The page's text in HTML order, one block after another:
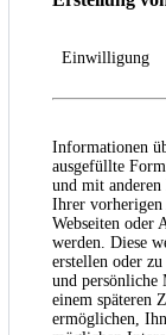
Einwilligung
Informationen
ausgefüllte
und mit
Ihrer vorherigen
Webseiten oder
werden. Diese
erstellen oder
und persönliche
einem späteren
ermöglichen,